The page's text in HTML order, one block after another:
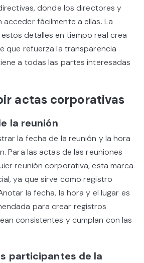
donde los directores y
fácilmente a ellas. La
detalles en tiempo real crea
que refuerza la transparencia
a todas las partes interesadas
actas corporativas
la reunión
la fecha de la reunión y la hora
Para las actas de las reuniones
reunión corporativa, esta marca
ya que sirve como registro
la fecha, la hora y el lugar es
para crear registros
consistentes y cumplan con las
participantes de la